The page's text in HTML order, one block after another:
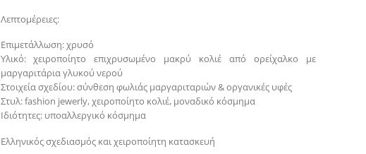
Λεπτομέρειες:
Επιμετάλλωση: χρυσό
Υλικό: χειροποίητο επιχρυσωμένο μακρύ κολιέ από ορείχαλκο με
μαργαριτάρια γλυκού νερού
Στοιχεία σχεδίου: σύνθεση φωλιάς μαργαριταριών & οργανικές υφές
Στυλ: fashion jewerly, χειροποίητο κολιέ, μοναδικό κόσμημα
Ιδιότητες: υποαλλεργικό κόσμημα
Ελληνικός σχεδιασμός και χειροποίητη κατασκευή